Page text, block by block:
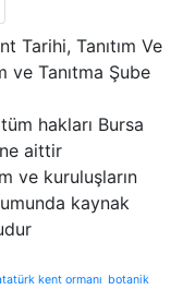
Tarihi, Tanıtım Ve
ve Tanıtma Şube
hakları Bursa
aittir
ve kuruluşların
kaynak
kent ormanı botanik